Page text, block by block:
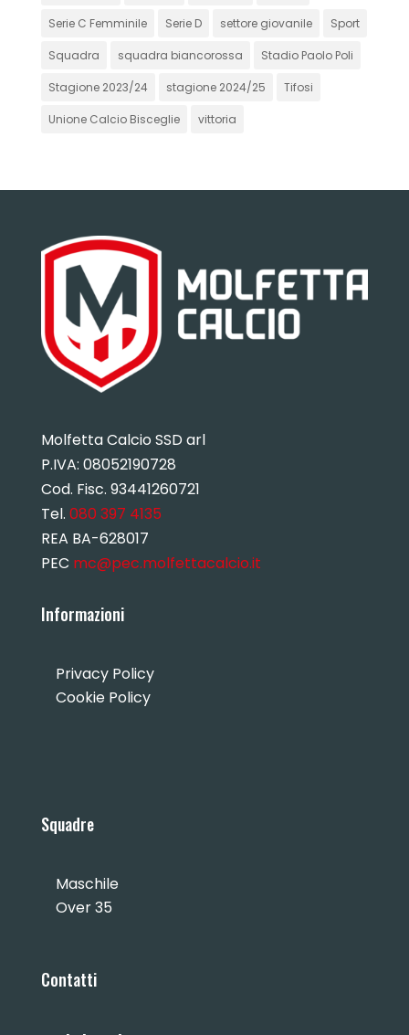
Serie C Femminile Serie D settore giovanile Sport
Squadra squadra biancorossa Stadio Paolo Poli
Stagione 2023/24 stagione 2024/25 Tifosi
Unione Calcio Bisceglie vittoria
Molfetta Calcio SSD arl
P.IVA: 08052190728
Cod. Fisc. 93441260721
Tel. 080 397 4135
REA BA-628017
PEC mc@pec.molfettacalcio.it
Informazioni
Privacy Policy
Cookie Policy
Squadre
Maschile
Over 35
Contatti